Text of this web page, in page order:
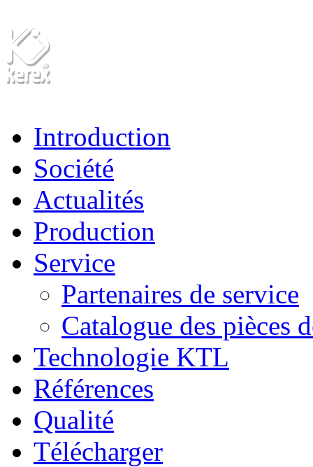
Introduction
Société
Actualités
Production
Service
Partenaires de service
Catalogue des pièces
Technologie KTL
Références
Qualité
Télécharger